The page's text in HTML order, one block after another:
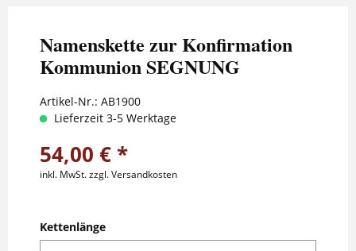
Namenskette zur Konfirmation
Kommunion SEGNUNG
Artikel-Nr.: AB1900
Lieferzeit 3-5 Werktage
54,00 € *
inkl. MwSt.zzgl. Versandkosten
Kettenlänge